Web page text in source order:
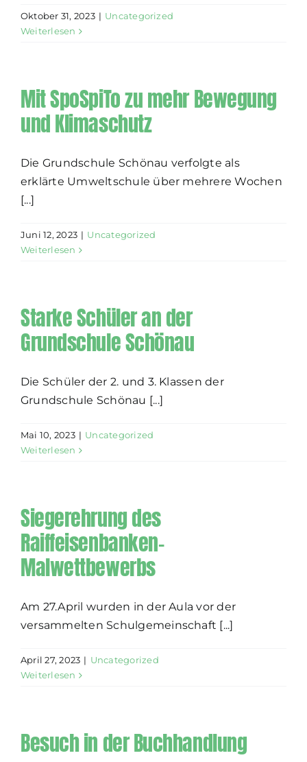
Oktober 31, 2023 | Uncategorized
Weiterlesen
Mit SpoSpiTo zu mehr Bewegung
und Klimaschutz
Die Grundschule Schönau verfolgte als
erklärte Umweltschule über mehrere Wochen
[...]
Juni 12, 2023 | Uncategorized
Weiterlesen
Starke Schüler an der
Grundschule Schönau
Die Schüler der 2. und 3. Klassen der
Grundschule Schönau [...]
Mai 10, 2023 | Uncategorized
Weiterlesen
Siegerehrung des
Raiffeisenbanken-
Malwettbewerbs
Am 27.April wurden in der Aula vor der
versammelten Schulgemeinschaft [...]
April 27, 2023 | Uncategorized
Weiterlesen
Besuch in der Buchhandlung